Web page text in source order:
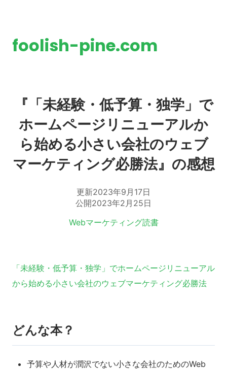
foolish-pine.com
『「未経験・低予算・独学」で
ホームページリニューアルか
ら始める小さい会社のウェブ
マーケティング必勝法』の感想
更新2023年9月17日
公開2023年2月25日
Webマーケティング読書
「未経験・低予算・独学」でホームページリニューアル
から始める小さい会社のウェブマーケティング必勝法
どんな本？
予算や人材が潤沢でない小さな会社のためのWeb